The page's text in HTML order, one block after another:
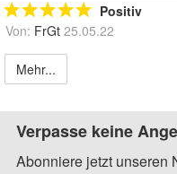
Positiv
Von: FrGt 25.05.22
Mehr...
Verpasse keine
Abonniere jetzt unseren